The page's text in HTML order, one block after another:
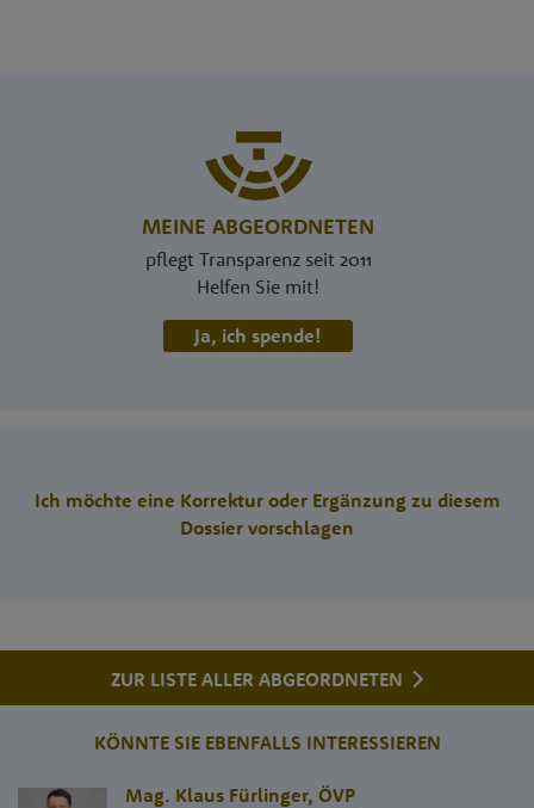
MEINE ABGEORDNETEN
pflegt Transparenz seit 2011
Helfen Sie mit!
Ja, ich spende!
Ich möchte eine Korrektur oder Ergänzung zu diesem
Dossier vorschlagen
ZUR LISTE ALLER ABGEORDNETEN
KÖNNTE SIE EBENFALLS INTERESSIEREN
Mag. Klaus Fürlinger, ÖVP